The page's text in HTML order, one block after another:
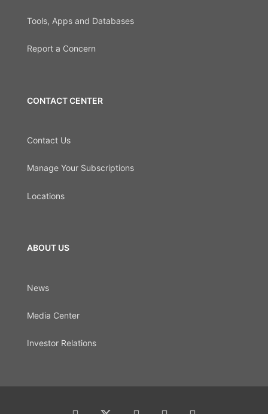
Tools, Apps and Databases
Report a Concern
CONTACT CENTER
Contact Us
Manage Your Subscriptions
Locations
ABOUT US
News
Media Center
Investor Relations